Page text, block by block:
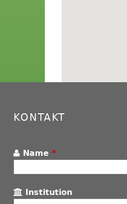
KONTAKT
Name *
Institution